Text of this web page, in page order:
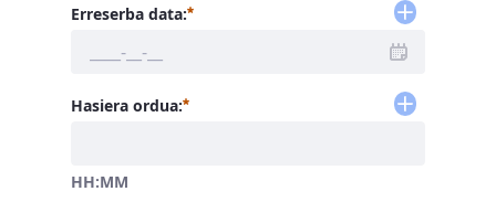
Erreserba data: Beharrezkoa
Hasiera ordua: Beharrezkoa
HH:MM